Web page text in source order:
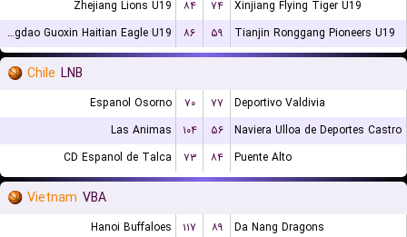
Zhejiang Lions U19 ۸۴ ۷۴
Xinjiang Flying Tiger U19
Qingdao Guoxin Haitian Eagle U19
۸۶ ۵۹ Tianjin Ronggang Pioneers U19
Chile LNB
Espanol Osorno ۷۰ ۷۷
Deportivo Valdivia
Las Animas
۱۰۴ ۵۶
Naviera Ulloa de Deportes Castro
CD Espanol de Talca
۷۳ ۸۴ Puente Alto
Vietnam VBA
Hanoi Buffaloes ۱۱۷ ۸۹ Da Nang Dragons